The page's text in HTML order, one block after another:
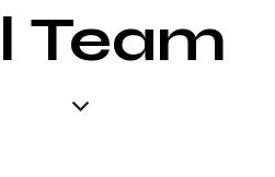
Team